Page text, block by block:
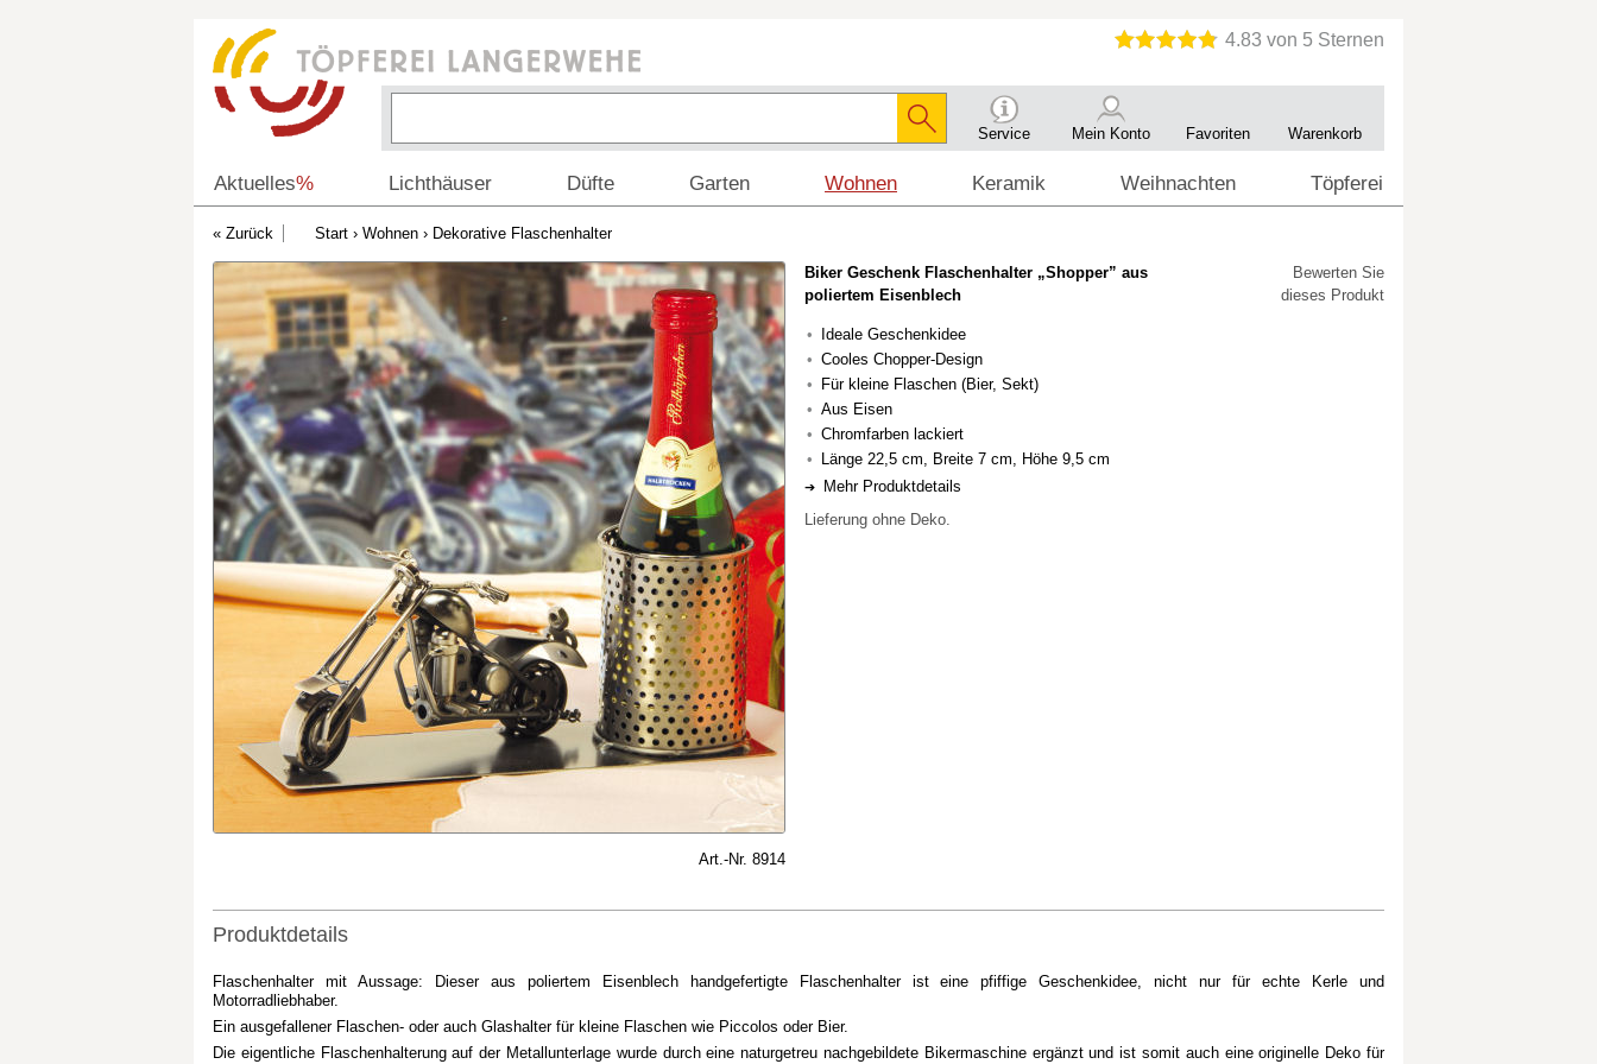
Service Mein Konto Favoriten Warenkorb
Aktuelles% Lichthäuser Düfte Garten Wohnen Keramik Weihnachten Töpferei
Start › Wohnen › Dekorative Flaschenhalter
Art.-Nr. 8914
Biker Geschenk Flaschenhalter „Shopper” aus
poliertem Eisenblech
Ideale Geschenkidee
Cooles Chopper-Design
Für kleine Flaschen (Bier, Sekt)
Aus Eisen
Chromfarben lackiert
Länge 22,5 cm, Breite 7 cm, Höhe 9,5 cm
Mehr Produktdetails
Lieferung ohne Deko.
Bewerten Sie
dieses Produkt
Produktdetails
Flaschenhalter mit Aussage: Dieser aus poliertem Eisenblech handgefertigte Flaschenhalter ist eine pfiffige Geschenkidee, nicht nur für echte Kerle und
Motorradliebhaber.
Ein ausgefallener Flaschen- oder auch Glashalter für kleine Flaschen wie Piccolos oder Bier.
Die eigentliche Flaschenhalterung auf der Metallunterlage wurde durch eine naturgetreu nachgebildete Bikermaschine ergänzt und ist somit auch eine originelle Deko für